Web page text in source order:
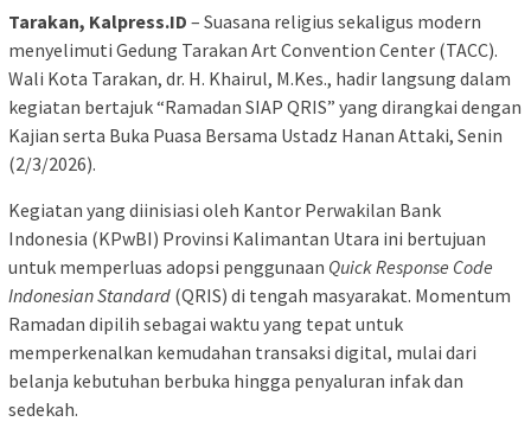
Tarakan, Kalpress.ID – Suasana religius sekaligus modern
menyelimuti Gedung Tarakan Art Convention Center (TACC).
Wali Kota Tarakan, dr. H. Khairul, M.Kes., hadir langsung dalam
kegiatan bertajuk “Ramadan SIAP QRIS” yang dirangkai dengan
Kajian serta Buka Puasa Bersama Ustadz Hanan Attaki, Senin
(2/3/2026).
Kegiatan yang diinisiasi oleh Kantor Perwakilan Bank
Indonesia (KPwBI) Provinsi Kalimantan Utara ini bertujuan
untuk memperluas adopsi penggunaan Quick Response Code
Indonesian Standard (QRIS) di tengah masyarakat. Momentum
Ramadan dipilih sebagai waktu yang tepat untuk
memperkenalkan kemudahan transaksi digital, mulai dari
belanja kebutuhan berbuka hingga penyaluran infak dan
sedekah.